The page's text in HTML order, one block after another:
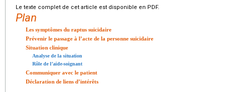
Le texte complet de cet article est disponible en PDF.
Plan
Les symptômes du raptus suicidaire
Prévenir le passage à l’acte de la personne suicidaire
Situation clinique
Analyse de la situation
Rôle de l’aide-soignant
Communiquer avec le patient
Déclaration de liens d’intérêts